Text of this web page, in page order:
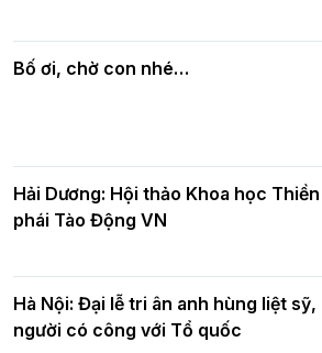
nhân mùa Phật đản PL.2570
Phật giáo chính
quả
Bố ơi, chờ con nhé…
Hải Dương: Hội thảo Khoa học Thiền
phái Tào Động VN
Hà Nội: Đại lễ tri ân anh hùng liệt sỹ,
người có công với Tổ quốc